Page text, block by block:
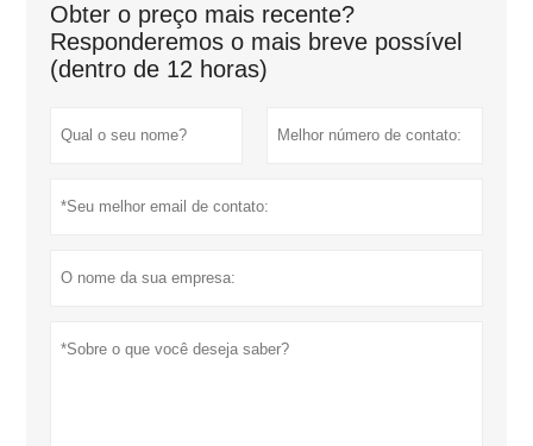
Obter o preço mais recente?
Responderemos o mais breve possível
(dentro de 12 horas)